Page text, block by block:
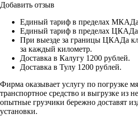
Добавить отзыв
Единый тариф в пределах МКАДа
Единый тариф в пределах ЦКАДа
При выезде за границы ЦКАДа
за каждый километр.
Доставка в Калугу 1200 рублей.
Доставка в Тулу 1200 рублей.
Фирма оказывает услугу по погрузке
транспортное средство и выгрузке из
опытные грузчики бережно доставят
установки.